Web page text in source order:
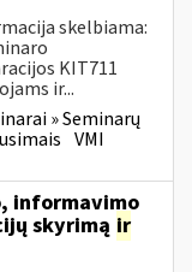
skelbiama:
KIT711
ir...
» Seminarų
VMI
informavimo
skyrimą ir